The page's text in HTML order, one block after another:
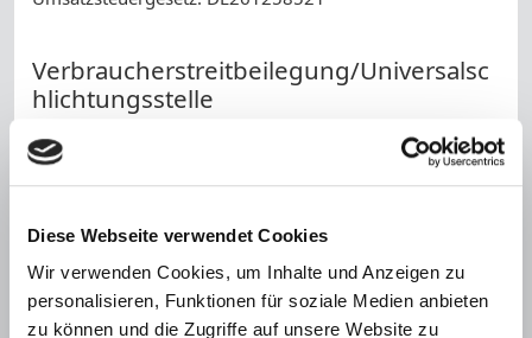
Diese Webseite verwendet Cookies
Wir verwenden Cookies, um Inhalte und Anzeigen zu
personalisieren, Funktionen für soziale Medien anbieten
zu können und die Zugriffe auf unsere Website zu
Verbraucherstreitbeilegung/Universalsc
hlichtungsstelle
Wir sind nicht bereit oder verpflichtet, an
Streitbeilegungsverfahren vor einer
Verbraucherschlichtungsstelle teilzunehmen.
Haftung für Inhalte
Als Diensteanbieter sind wir gemäß § 7 Abs.1 TMG für
eigene Inhalte auf diesen Seiten nach den allgemeinen
Gesetzen verantwortlich. Nach §§ 8 bis 10 TMG sind wir